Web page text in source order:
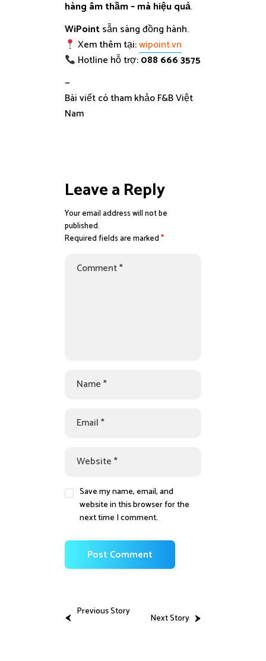
hàng âm thầm – mà hiệu quả.
WiPointsẵn sàng đồng hành.
Xem thêm tại:wipoint.vn
Hotline hỗ trợ:088 666 3575
—
Bài viết có tham khảo F&B Việt
Nam
Leave a Reply
Your email address will not be
published.
Required fields are marked*
Save my name, email, and
website in this browser for the
next time I comment.
Previous Story Next Story